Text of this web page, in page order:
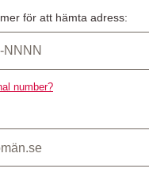
för att hämta adress:
number?